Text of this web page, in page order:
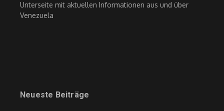
Unterseite mit aktuellen Informationen aus und über
Venezuela
Neueste Beiträge